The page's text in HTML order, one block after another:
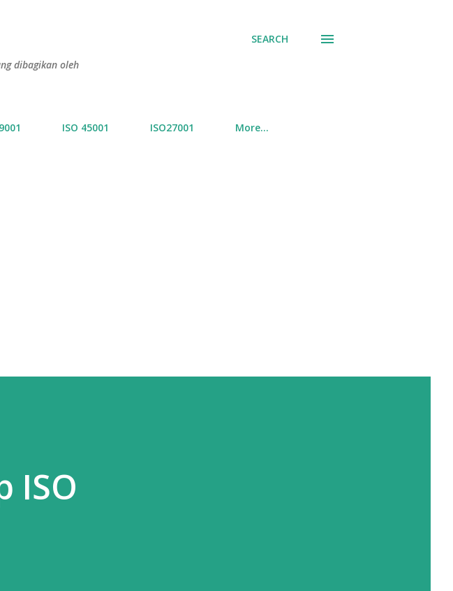
dibagikan oleh
SEARCH
ISO 45001 ISO27001 More…
ISO